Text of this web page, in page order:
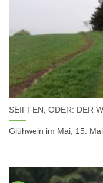
SEIFFEN, ODER: DER
Glühwein im Mai, 15.